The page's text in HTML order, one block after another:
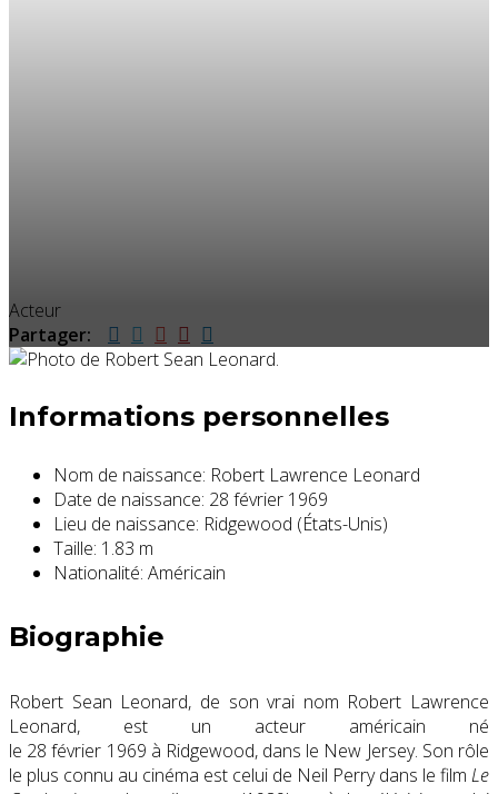
Acteur
Partager:
Informations personnelles
Nom de naissance: Robert Lawrence Leonard
Date de naissance: 28 février 1969
Lieu de naissance: Ridgewood (États-Unis)
Taille: 1.83 m
Nationalité: Américain
Biographie
Robert Sean Leonard, de son vrai nom Robert Lawrence
Leonard, est un acteur américain né
le 28 février 1969 à Ridgewood, dans le New Jersey. Son rôle
le plus connu au cinéma est celui de Neil Perry dans le film Le